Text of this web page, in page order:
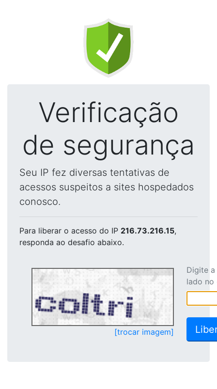
Verificação
de segurança
Seu IP fez diversas tentativas de
acessos suspeitos a sites hospedados
conosco.
Para liberar o acesso do IP 216.73.216.15,
responda ao desafio abaixo.
[trocar imagem]
Digite
lado no